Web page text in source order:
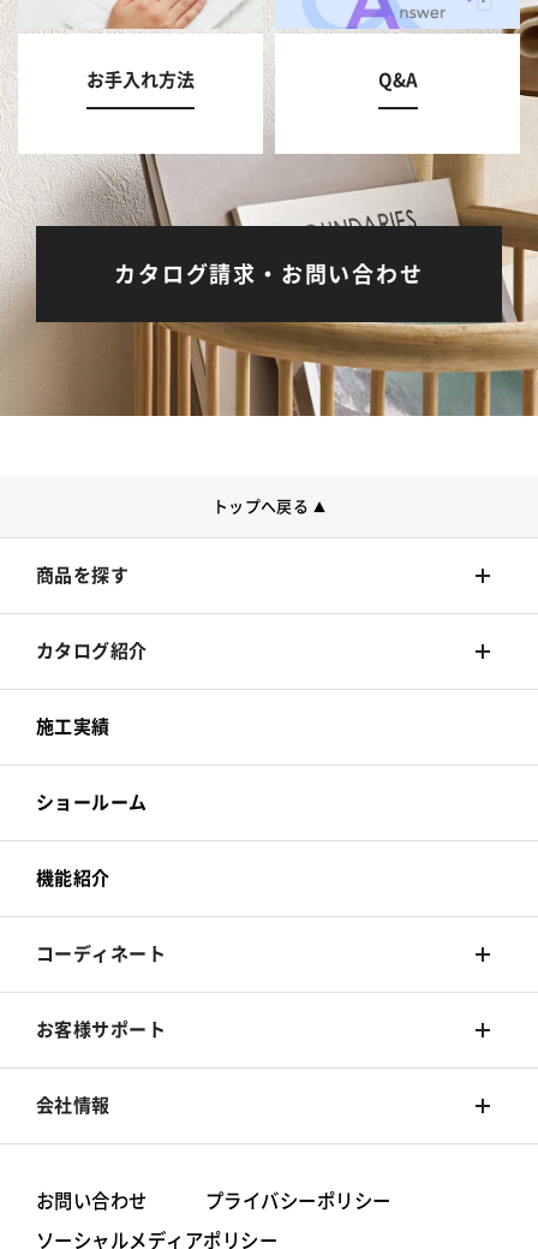
お手入れ方法 Q&A
カタログ請求・お問い合わせ
トップへ戻る ▲
商品を探す
壁装材
カーテン
床材
カーペット
椅子張
カタログ紹介
壁装材
カーテン
床材
カーペット
椅子張
旧カタログ
施工実績
ショールーム
機能紹介
コーディネート
着せ替えシミュレーション
コーディネート集
お客様サポート
Q&A
会社情報
お問い合わせ プライバシーポリシー
ソーシャルメディアポリシー